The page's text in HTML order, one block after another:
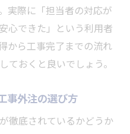
実際に「担当者の対応が
心できた」という利用者
から工事完了までの流れ
ておくと良いでしょう。
事外注の選び方
徹底されているかどうか